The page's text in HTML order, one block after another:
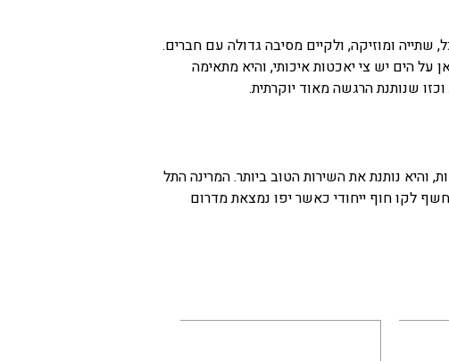
ומוזיקה, ולקיים מסיבה גדולה עם חברים.
על הים יש צי יאכטות איכותי, והיא מתאימה
שנותנת הרגשה מאוד יוקרתית.
והיא נותנת את השירות הטוב ביותר. המרינה התל
לקו חוף ייחודי כאשר יפו נמצאת מדרום